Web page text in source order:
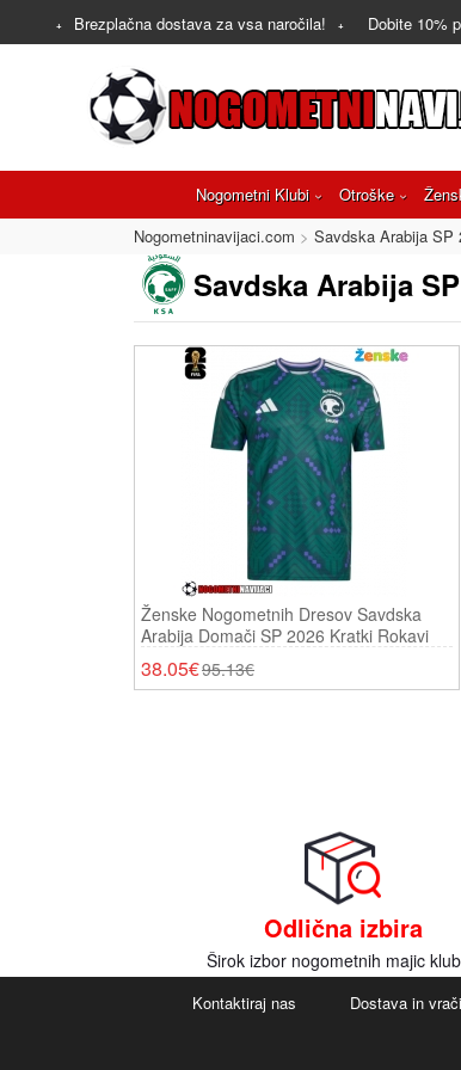
Brezplačna dostava za vsa naročila! Dobite 10%
Nogometni Klubi Otroške
Nogometninavijaci.com
Savdska Arabija SP
Savdska Arabija
Ženske Nogometnih Dresov Savdska
Arabija Domači SP 2026 Kratki Rokavi
38.05€95.13€
Odlična izbira
Širok izbor nogometnih majic
Kontaktiraj nas Dostava in